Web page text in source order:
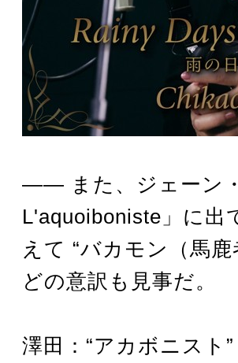
―― また、ジェーン
L'aquoiboniste」に出
えて “バカモン（馬
どの意訳も見事だ。
澤田：“アカボニスト